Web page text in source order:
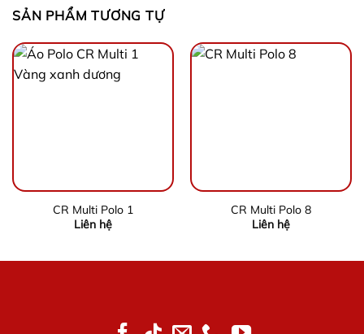
SẢN PHẨM TƯƠNG TỰ
CR Multi Polo 1
Liên hệ
CR Multi Polo 8
Liên hệ